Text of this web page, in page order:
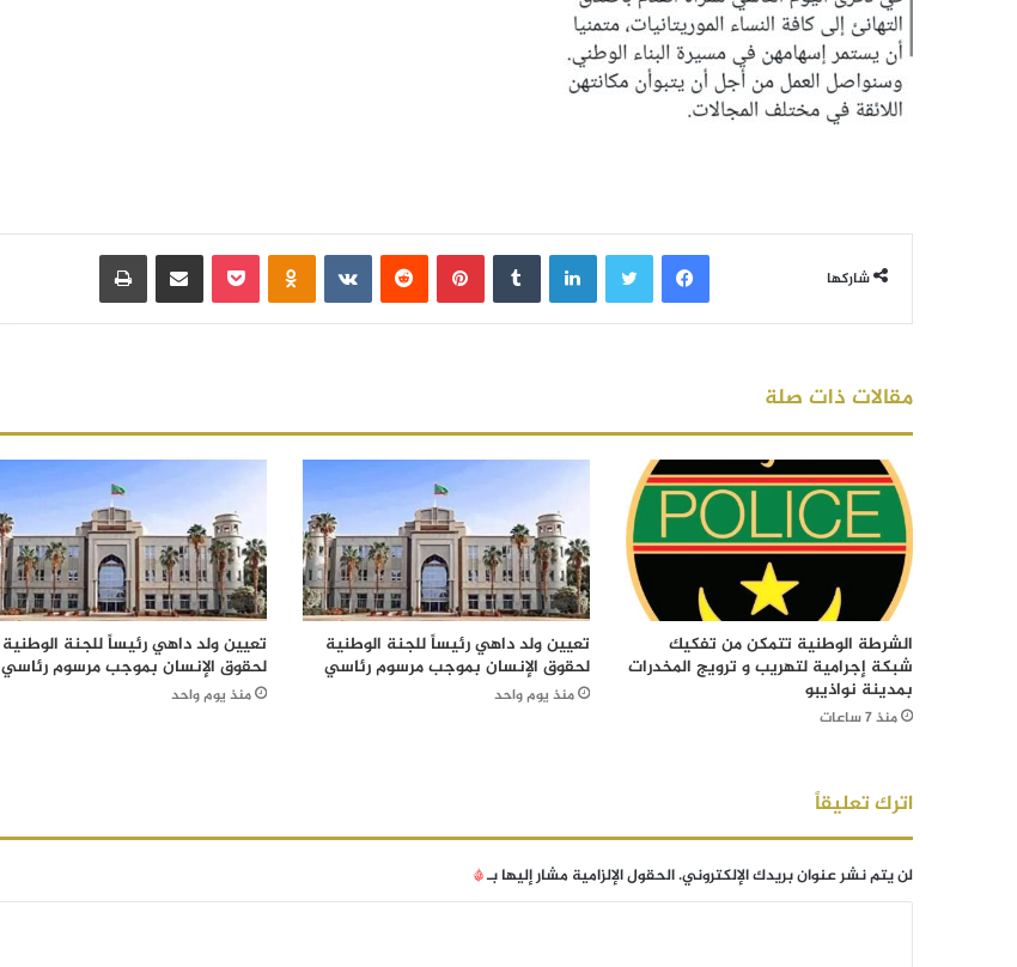
شاركها
فيسبوك لينكدإن بينتيريست بوكيت مشاركة عبر البريد
مقالات ذات صلة
الشرطة الوطنية تتمكن من تفكيك
شبكة إجرامية لتهريب و ترويج المخدرات
بمدينة نواذيبو
منذ 7 ساعات
تعيين ولد داهي رئيساً للجنة الوطنية
لحقوق الإنسان بموجب مرسوم رئاسي
منذ يوم واحد
تعيين ولد داهي رئيساً للجنة الوطنية
لحقوق الإنسان بموجب مرسوم رئاسي
منذ يوم واحد
اترك تعليقاً
لن يتم نشر عنوان بريدك الإلكتروني.الحقول الإلزامية مشار إليها بـ*